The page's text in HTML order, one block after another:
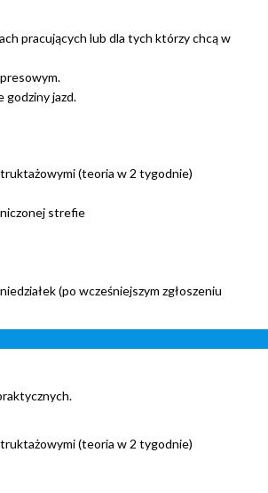
pracujących lub dla tych którzy chcą w
godziny jazd.
(teoria w 2 tygodnie)
strefie
(po wcześniejszym zgłoszeniu
(teoria w 2 tygodnie)